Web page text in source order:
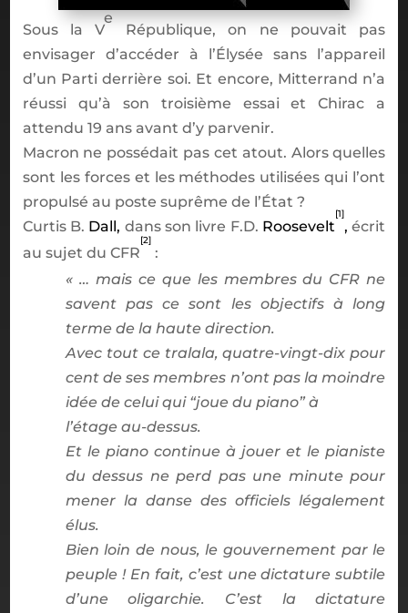
Sous la V
e
République, on ne pouvait pas
envisager d’accéder à l’Élysée sans l’appareil
d’un Parti derrière soi. Et encore, Mitterrand n’a
réussi qu’à son troisième essai et Chirac a
attendu 19 ans avant d’y parvenir.
Macron ne possédait pas cet atout. Alors quelles
sont les forces et les méthodes utilisées qui l’ont
propulsé au poste suprême de l’État ?
Curtis B. Dall, dans son livre F.D. Roosevelt
[1]
, écrit
au sujet du CFR
[2]
:
« … mais ce que les membres du CFR ne
savent pas ce sont les objectifsà long
terme de la haute direction.
Avec tout ce tralala, quatre-vingt-dix pour
cent de ses membres n’ont pas la moindre
idée de celui qui “joue du piano” à
l’étage au-dessus.
Et le piano continueàjouer et le pianiste
du dessus ne perd pas une minute pour
mener la danse des officiels légalement
élus.
Bien loin de nous, le gouvernement par le
peuple ! En fait, c’est une dictature subtile
d’une oligarchie. C’est la dictature